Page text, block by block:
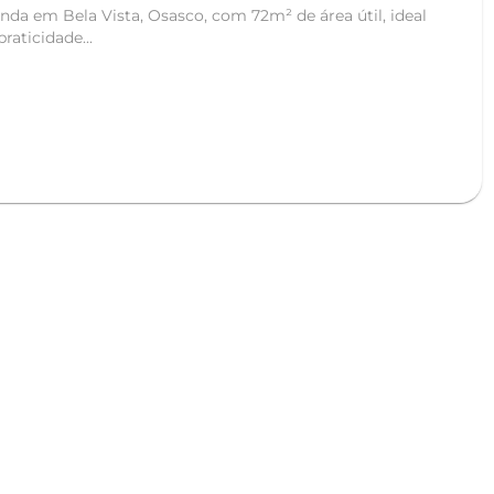
em Bela Vista, Osasco, com 72m² de área útil, ideal